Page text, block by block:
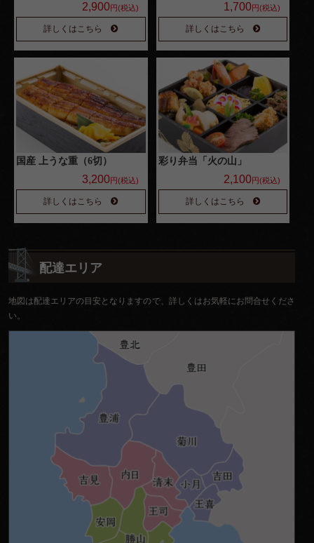
2,900円(税込)
詳しくはこちら
1,700円(税込)
詳しくはこちら
国産 上うな重（6切）
3,200円(税込)
詳しくはこちら
彩り弁当「火の山」
2,100円(税込)
詳しくはこちら
配達エリア
地図は配達エリアの目安となりますので、詳しくはお気軽にお問合せくださ
い。